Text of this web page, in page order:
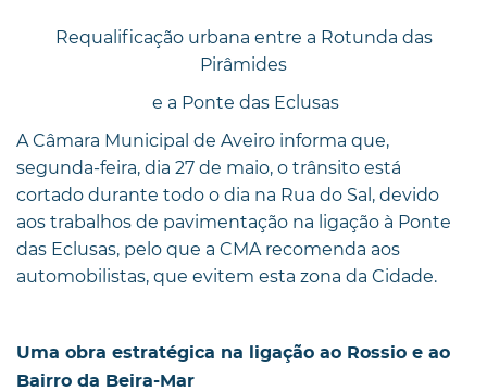
Requalificação urbana entre a Rotunda das
Pirâmides
e a Ponte das Eclusas
A Câmara Municipal de Aveiro informa que,
segunda-feira, dia 27 de maio, o trânsito está
cortado durante todo o dia na Rua do Sal, devido
aos trabalhos de pavimentação na ligação à Ponte
das Eclusas, pelo que a CMA recomenda aos
automobilistas, que evitem esta zona da Cidade.
Uma obra estratégica na ligação ao Rossio e ao
Bairro da Beira-Mar